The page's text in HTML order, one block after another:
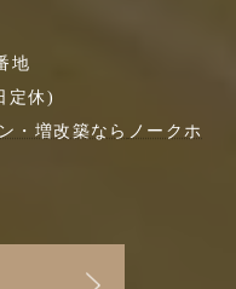
地
定休)
・増改築なら ノークホ